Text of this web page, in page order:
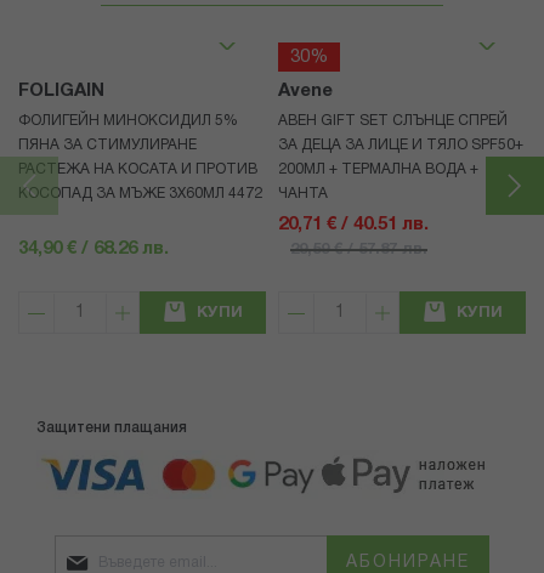
FOLIGAIN
ФОЛИГЕЙН МИНОКСИДИЛ 5%
ПЯНА ЗА СТИМУЛИРАНЕ
РАСТЕЖА НА КОСАТА И ПРОТИВ
КОСОПАД ЗА МЪЖЕ 3X60МЛ 4472
34,90 € / 68.26 лв.
КУПИ
30%
Avene
АВЕН GIFT SET СЛЪНЦЕ СПРЕЙ
ЗА ДЕЦА ЗА ЛИЦЕ И ТЯЛО SPF50+
200МЛ + ТЕРМАЛНА ВОДА +
ЧАНТА
20,71 € / 40.51 лв.
29,59 € / 57.87 лв.
КУПИ
Защитени плащания
АБОНИРАНЕ